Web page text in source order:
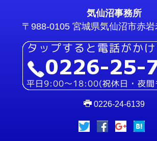
気仙沼事務所
〒988-0105 宮城県気仙沼市赤
0226-24-6139